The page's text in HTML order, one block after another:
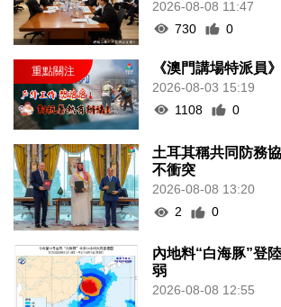
2026-08-08 11:47
730
0
《澳門講場特派員
2026-08-03 15:19
1108
0
土耳其稱共同防務
不衝突
2026-08-08 13:20
2
0
內地料“白海豚”登
弱
2026-08-08 12:55